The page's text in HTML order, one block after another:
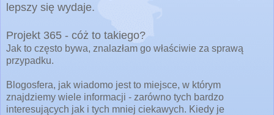
lepszy się wydaje.
Projekt 365 - cóż to takiego?
Jak to często bywa, znalazłam go właściwie za sprawą
przypadku.
Blogosfera, jak wiadomo jest to miejsce, w którym
znajdziemy wiele informacji - zarówno tych bardzo
interesujących jak i tych mniej ciekawych. Kiedy je